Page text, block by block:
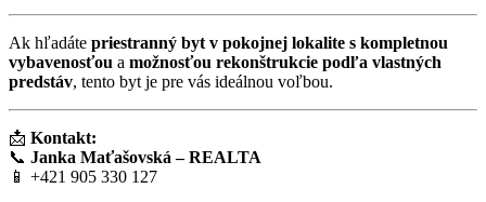
Ak hľadáte priestranný byt v pokojnej lokalite s kompletnou
vybavenosťou a možnosťou rekonštrukcie podľa vlastných
predstáv, tento byt je pre vás ideálnou voľbou.
📩 Kontakt:
📞 Janka Maťašovská – REALTA
📱 +421 905 330 127